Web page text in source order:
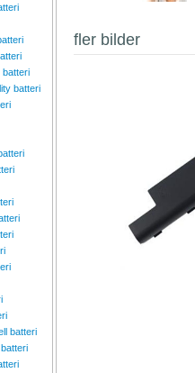
batteri
batteri
batteri
fler bilder